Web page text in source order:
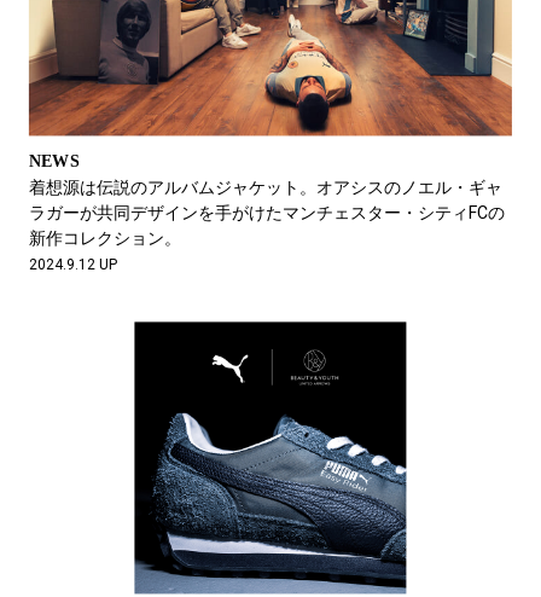
NEWS
着想源は伝説のアルバムジャケット。オアシスのノエル・ギャ
ラガーが共同デザインを手がけたマンチェスター・シティFCの
新作コレクション。
2024.9.12 UP